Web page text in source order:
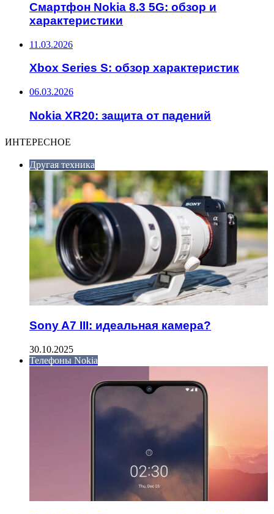
Смартфон Nokia 8.3 5G: обзор и
характеристики
11.03.2026
Xbox Series S: обзор характеристик
06.03.2026
Nokia XR20: защита от падений
ИНТЕРЕСНОЕ
Другая техника
Sony A7 III: идеальная камера?
30.10.2025
Телефоны Nokia